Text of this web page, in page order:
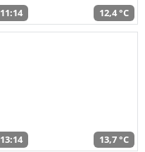
11:14 12,4 °C
13:14 13,7 °C